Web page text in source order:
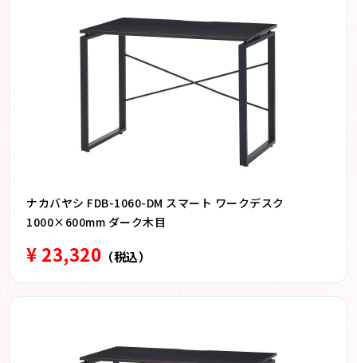
ナカバヤシ FDB-1060-DM スマート ワークデスク
1000×600mm ダーク木目
¥ 23,320 （税込）